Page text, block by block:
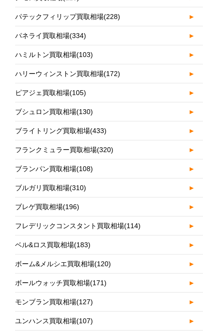
パテックフィリップ買取相場(228) ►
パネライ買取相場(334) ►
ハミルトン買取相場(103) ►
ハリーウィンストン買取相場(172) ►
ピアジェ買取相場(105) ►
ブシュロン買取相場(130) ►
ブライトリング買取相場(433) ►
フランクミュラー買取相場(320) ►
ブランパン買取相場(108) ►
ブルガリ買取相場(310) ►
ブレゲ買取相場(196) ►
フレデリックコンスタント買取相場(114) ►
ベル&ロス買取相場(183) ►
ボーム&メルシエ買取相場(120) ►
ボールウォッチ買取相場(171) ►
モンブラン買取相場(127) ►
ユンハンス買取相場(107) ►